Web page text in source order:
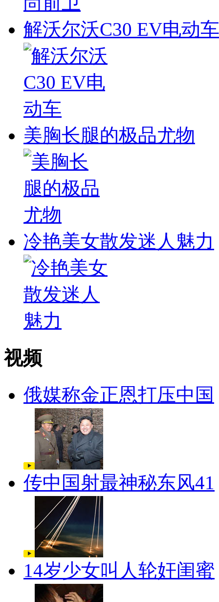
解沃尔沃C30 EV电动车
美胸长腿的极品尤物
冷艳美女散发迷人魅力
视频
俄媒称金正恩打压中国
传中国射最神秘东风41
14岁少女叫人轮奸闺蜜